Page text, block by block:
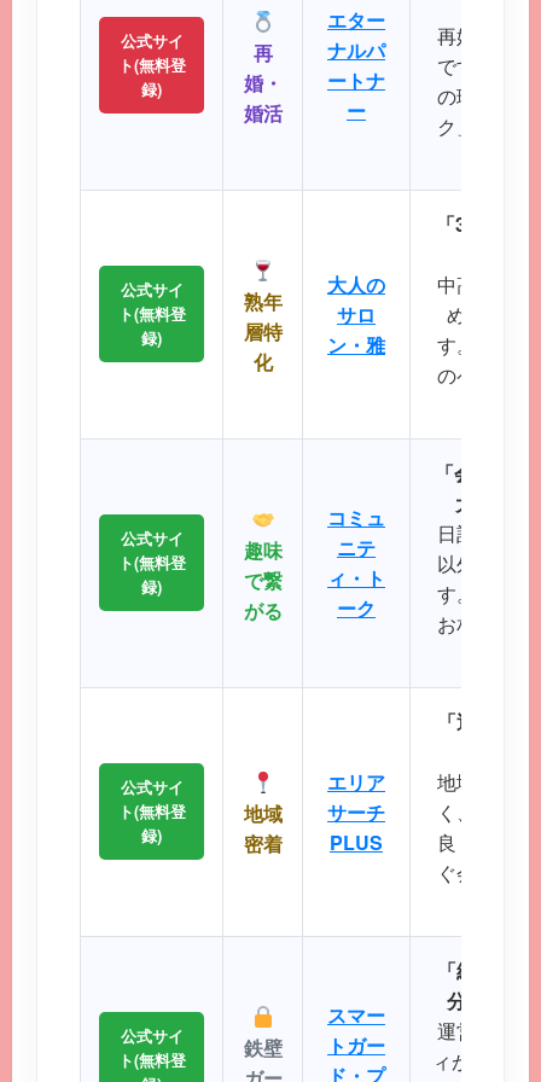
公式サイ
ト(無料登
録)
再
婚・
婚活
エター
ナルパ
ートナ
ー
再婚や婚活
です。バ
の理解を示
ク」など
公式サイ
ト(無料登
録)
熟年
層特
化
大人の
サロ
ン・雅
「30代後
中高年層
め、同世
す。周囲を
のペースで
公式サイ
ト(無料登
録)
趣味
で繋
がる
コミュ
ニテ
ィ・ト
ーク
「会員数
大SNS
日記や掲
以外の機
す。共通の
お相手と
公式サイ
ト(無料登
録)
地域
密着
エリア
サーチ
PLUS
「近所で
地域に根差
く、コス
良く出会
ぐ会える
公式サイ
ト(無料登
鉄壁
スマー
トガー
ド・プ
「細かな
分にぴっ
運営実績が
ィが非常に